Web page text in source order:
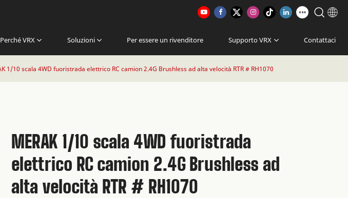
Perché VRX Soluzioni Per essere un rivenditore Supporto VRX Contattaci
1/10 scala 4WD fuoristrada elettrico RC camion 2.4G Brushless ad alta velocità RTR # RH1070
MERAK 1/10 scala 4WD fuoristrada
elettrico RC camion 2.4G Brushless ad
alta velocità RTR # RH1070